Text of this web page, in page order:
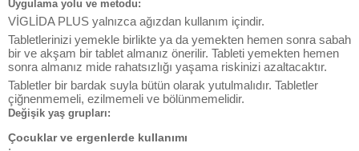
Uygulama yolu ve metodu:
VİGLİDA PLUS yalnızca ağızdan kullanım içindir.
Tabletlerinizi yemekle birlikte ya da yemekten hemen sonra sabah
bir ve akşam bir tablet almanız önerilir. Tableti yemekten hemen
sonra almanız mide rahatsızlığı yaşama riskinizi azaltacaktır.
Tabletler bir bardak suyla bütün olarak yutulmalıdır. Tabletler
çiğnenmemeli, ezilmemeli ve bölünmemelidir.
Değişik yaş grupları:
Çocuklar ve ergenlerde kullanımı